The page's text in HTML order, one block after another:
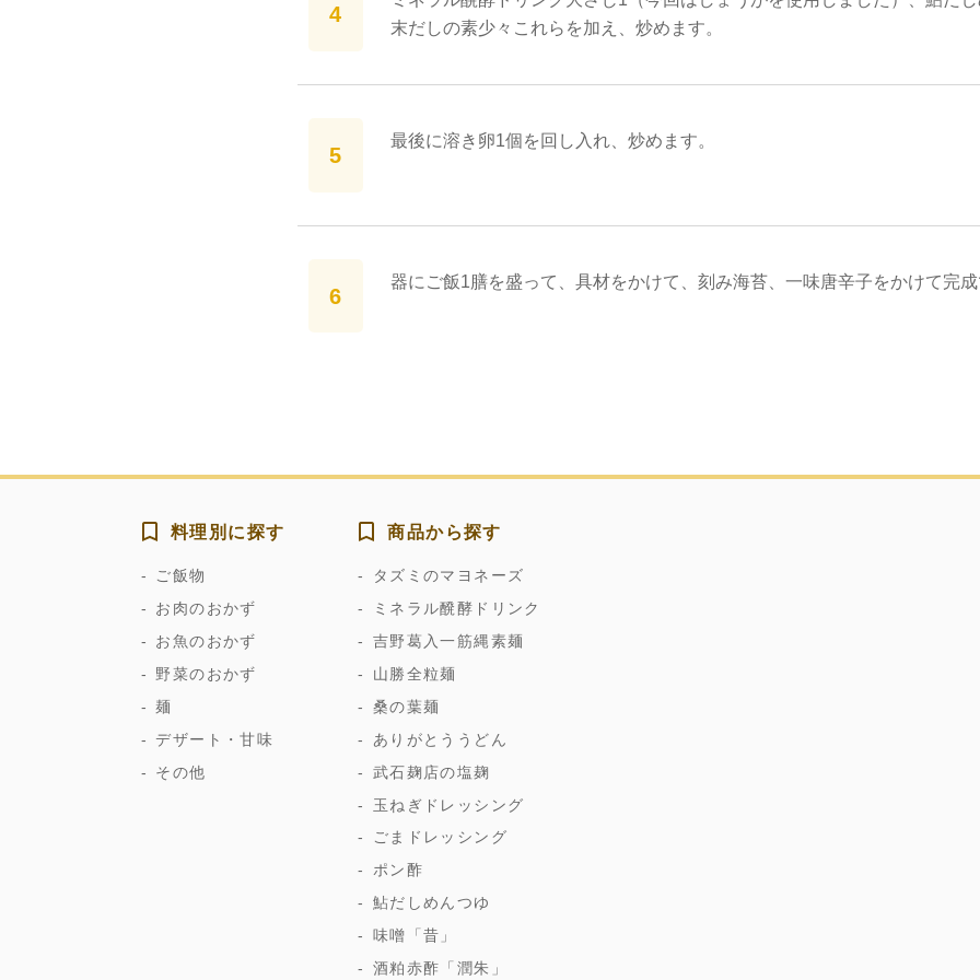
末だしの素少々これらを加え、炒めます。
最後に溶き卵1個を回し入れ、炒めます。
器にご飯1膳を盛って、具材をかけて、刻み海苔、一味唐辛子をかけて完
料理別に探す
ご飯物
お肉のおかず
お魚のおかず
野菜のおかず
麺
デザート・甘味
その他
商品から探す
タズミのマヨネーズ
ミネラル醗酵ドリンク
吉野葛入一筋縄素麺
山勝全粒麺
桑の葉麺
ありがとううどん
武石麹店の塩麹
玉ねぎドレッシング
ごまドレッシング
ポン酢
鮎だしめんつゆ
味噌「昔」
酒粕赤酢「潤朱」